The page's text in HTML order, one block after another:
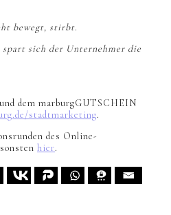
bewegt, stirbt.
sich der Unternehmer die
dem marburgGUTSCHEIN
stadtmarketing.
des Online-
hier.